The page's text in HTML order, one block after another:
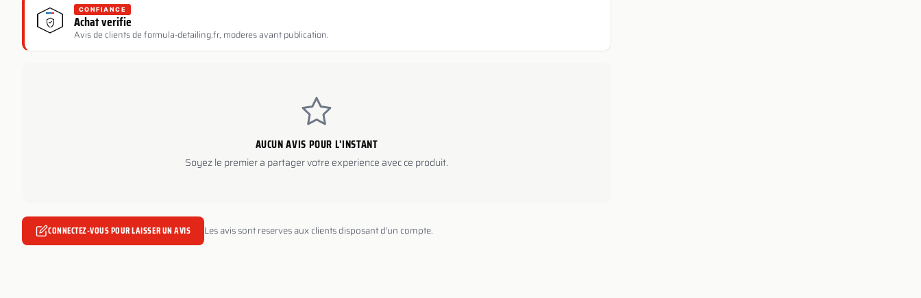
CONFIANCE
Achat verifie
Avis de clients de formula-detailing.fr, moderes avant publication.
AUCUN AVIS POUR L'INSTANT
Soyez le premier a partager votre experience avec ce produit.
CONNECTEZ-VOUS POUR LAISSER UN AVIS Les avis sont reserves aux clients disposant d'un compte.